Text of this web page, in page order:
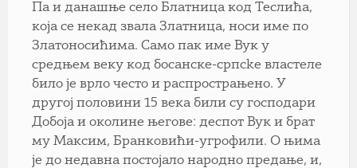
Па и данашње село Блатница код Теслића,
која се некад звала Златница, носи име по
Златоносићима. Само пак име Вук у
средњем веку код босанске-cpпcke властеле
било је врло често и распрострањено. У
другој половини 15 века били су господари
Добоја и околине његове: деспот Вук и брат
му Максим, Бранковићи-угрофили. О њима
је до недавна постојало народно предање, и,